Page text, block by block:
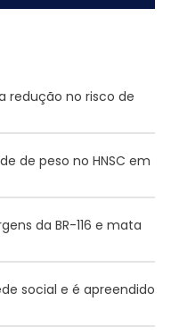
redução no risco de
de peso no HNSC em
da BR-116 e mata
social e é apreendido